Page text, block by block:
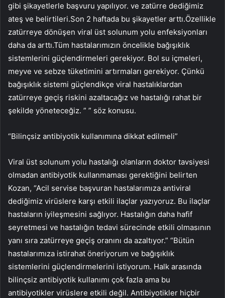
gibi şikayetlerle başvuru yapılıyor. ve zatürre dediğimiz
ateş ve belirtileri.Son 2 haftada bu şikayetler arttı.Özellikle
zatürreye dönüşen viral üst solunum yolu enfeksiyonları
daha da arttı.Tüm hastalarımızın öncelikle bağışıklık
sistemlerini güçlendirmeleri gerekiyor. Bol su içmeleri,
meyve ve sebze tüketimini artırmaları gerekiyor. Çünkü
bağışıklık sistemi güçlendikçe viral hastalıklardan
zatürreye geçiş riskini azaltacağız ve hastalığı rahat bir
şekilde yöneteceğiz. ” ” söz konusu.
“Bilinçsiz antibiyotik kullanımına dikkat edilmeli”
Viral üst solunum yolu hastalığı olanların doktor tavsiyesi
olmadan antibiyotik kullanmaması gerektiğini belirten
Kozan, “Acil servise başvuran hastalarımıza antiviral
dediğimiz virüslere karşı etkili ilaçlar yazıyoruz. Bu ilaçlar
hastaların iyileşmesini sağlıyor. Hastalığın daha hafif
seyretmesi ve hastalığın tedavi sürecinde etkili olmasının
yanı sıra zatürreye geçiş oranını da azaltıyor.” “Bütün
hastalarımıza istirahat öneriyorum ve bağışıklık
sistemlerini güçlendirmelerini istiyorum. Halk arasında
bilinçsiz antibiyotik kullanımı çok fazla ama bu
antibiyotikler virüslere etkili değil. Antibiyotikler hiçbir